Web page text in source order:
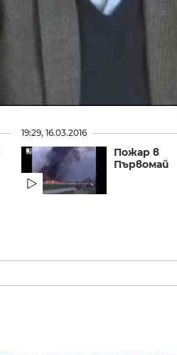
19:29, 16.03.2016
Пожар в
Първомай